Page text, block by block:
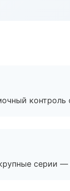
контроль
серии —